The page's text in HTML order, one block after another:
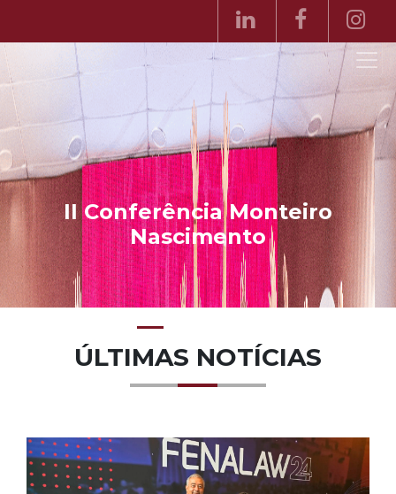
Monteiro
ÚLTIMAS NOTÍCIAS